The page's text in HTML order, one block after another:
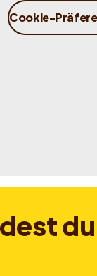
Cookie-
destdu